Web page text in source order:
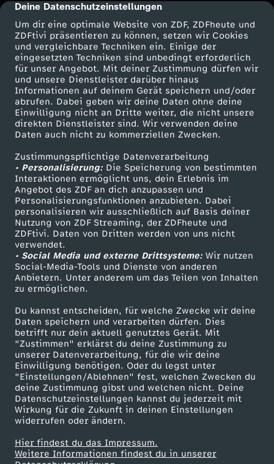
cmp-dialog-description
Deine Datenschutzeinstellungen
Um dir eine optimale Website von ZDF, ZDFheute und
ZDFtivi präsentieren zu können, setzen wir Cookies
und vergleichbare Techniken ein. Einige der
eingesetzten Techniken sind unbedingt erforderlich
für unser Angebot. Mit deiner Zustimmung dürfen wir
und unsere Dienstleister darüber hinaus
Informationen auf deinem Gerät speichern und/oder
abrufen. Dabei geben wir deine Daten ohne deine
Einwilligung nicht an Dritte weiter, die nicht unsere
direkten Dienstleister sind. Wir verwenden deine
Daten auch nicht zu kommerziellen Zwecken.
Zustimmungspflichtige Datenverarbeitung
• Personalisierung:Die Speicherung von bestimmten
Interaktionen ermöglicht uns, dein Erlebnis im
Angebot des ZDF an dich anzupassen und
Personalisierungsfunktionen anzubieten. Dabei
personalisieren wir ausschließlich auf Basis deiner
Nutzung von ZDF Streaming, der ZDFheute und
ZDFtivi. Daten von Dritten werden von uns nicht
verwendet.
• Social Media und externe Drittsysteme:Wir nutzen
Social-Media-Tools und Dienste von anderen
Anbietern. Unter anderem um das Teilen von Inhalten
zu ermöglichen.
Du kannst entscheiden, für welche Zwecke wir deine
Daten speichern und verarbeiten dürfen. Dies
betrifft nur dein aktuell genutztes Gerät. Mit
"Zustimmen" erklärst du deine Zustimmung zu
unserer Datenverarbeitung, für die wir deine
Einwilligung benötigen. Oder du legst unter
"Einstellungen/Ablehnen" fest, welchen Zwecken du
deine Zustimmung gibst und welchen nicht. Deine
Datenschutzeinstellungen kannst du jederzeit mit
Wirkung für die Zukunft in deinen Einstellungen
widerrufen oder ändern.
Hier findest du das Impressum.
Weitere Informationen findest du in unserer
e
w
i
r
a
u
c
h
2
0
2
6
n
i
c
Mehr ZDF
ZDF-Apps
Smart TV
ZDFtext
Livestreams
Sendungen A-Z
TV-Programm
Service
ZDFmitreden
Kontakt zum ZDF
Tickets
Zuschauerservice
Hilfe
ZDF Unternehmen
Karriere
ZDF goes Schule
Werbefernsehen
Mainzelmännchen
Partner